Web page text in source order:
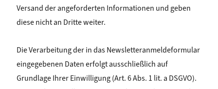
Versand der angeforderten Informationen und geben
diese nicht an Dritte weiter.
Die Verarbeitung der in das Newsletteranmeldeformular
eingegebenen Daten erfolgt ausschließlich auf
Grundlage Ihrer Einwilligung (Art. 6 Abs. 1 lit. a DSGVO).